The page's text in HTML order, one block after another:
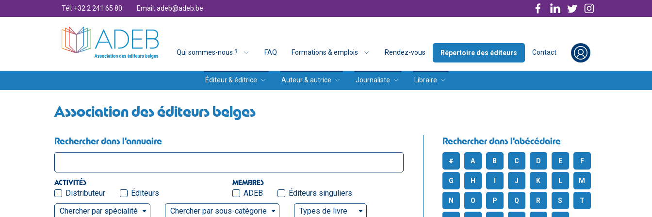
Tél: +32 2 241 65 80 Email: adeb@adeb.be
Qui sommes-nous ? FAQ Formations & emplois Rendez-vous Répertoire des éditeurs Contact
Éditeur & éditrice Auteur & autrice Journaliste Libraire
Association des éditeurs belges
Rechercher dans l'abécédaire
# A B C D E F
G H J K L M
N O P Q R S T
Rechercher dans l'annuaire
ACTIVITÉS
Distributeur Éditeurs
MEMBRES
ADEB
Éditeurs singuliers
Chercher par spécialité
Chercher par sous-catégorie Types de livre